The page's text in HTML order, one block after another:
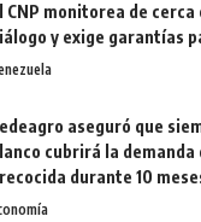
CNP monitorea de cerca
y exige garantías
aseguró que
cubrirá la demanda
durante 10